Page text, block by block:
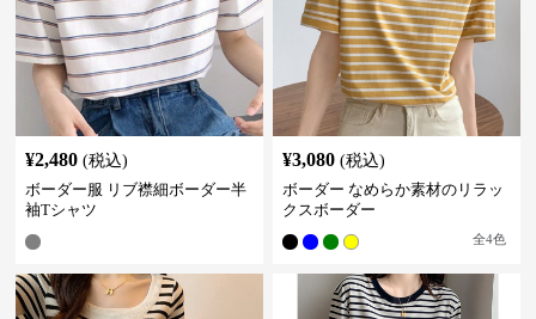
¥2,480 (税込)
ボーダー服 リブ襟細ボーダー半
袖Tシャツ
¥3,080 (税込)
ボーダー なめらか素材のリラッ
クスボーダー
全4色